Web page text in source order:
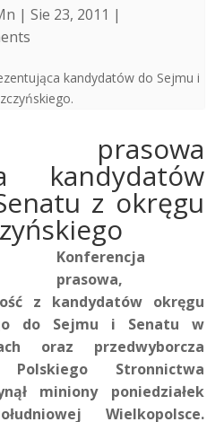
| Sie 23, 2011 |
prasowa
kandydatów
z okręgu
Konferencja
prasowa,
z kandydatów okręgu
do Sejmu i Senatu w
oraz przedwyborcza
Stronnictwa
miniony poniedziałek
Wielkopolsce.